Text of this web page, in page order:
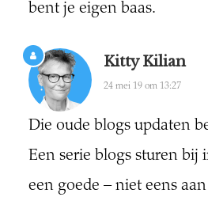
bent je eigen baas.
Kitty Kilian
24 mei 19 om 13:27
Die oude blogs updaten
Een serie blogs sturen bij
een goede – niet eens